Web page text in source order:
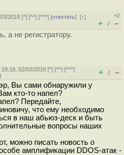
2018 [^] [^^] [^^^] [ответить][↑]
+2
+ / –
а не регистратору.
19:18, 02/03/2018 [^] [^^] [^^^]
] + / –
Вы сами обнаружили у
кто-то напел?
Передайте,
что ему необходимо
в наш абьюз-деск и быть
вопросы наших
можно писать новость о
амплификации DDOS-атак -